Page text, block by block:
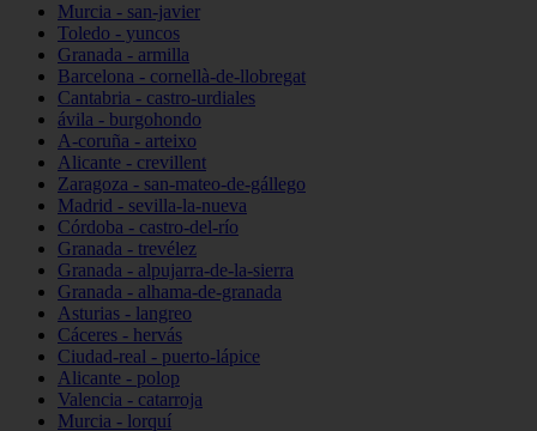
Murcia - san-javier
Toledo - yuncos
Granada - armilla
Barcelona - cornellà-de-llobregat
Cantabria - castro-urdiales
ávila - burgohondo
A-coruña - arteixo
Alicante - crevillent
Zaragoza - san-mateo-de-gállego
Madrid - sevilla-la-nueva
Córdoba - castro-del-río
Granada - trevélez
Granada - alpujarra-de-la-sierra
Granada - alhama-de-granada
Asturias - langreo
Cáceres - hervás
Ciudad-real - puerto-lápice
Alicante - polop
Valencia - catarroja
Murcia - lorquí